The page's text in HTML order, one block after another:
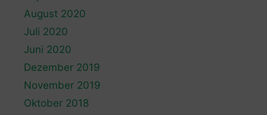
August 2020
Juli 2020
Juni 2020
Dezember 2019
November 2019
Oktober 2018